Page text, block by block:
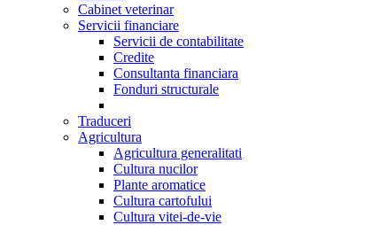
Cabinet veterinar
Servicii financiare
Servicii de contabilitate
Credite
Consultanta financiara
Fonduri structurale
Traduceri
Agricultura
Agricultura generalitati
Cultura nucilor
Plante aromatice
Cultura cartofului
Cultura vitei-de-vie